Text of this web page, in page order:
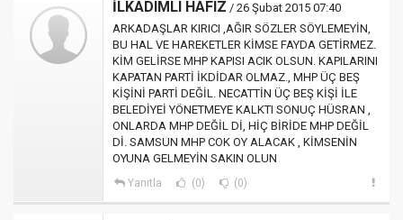
İLKADIMLI HAFIZ / 26 Şubat 2015 07:40
ARKADAŞLAR KIRICI ,AĞIR SÖZLER SÖYLEMEYİN,
BU HAL VE HAREKETLER KİMSE FAYDA GETİRMEZ.
KİM GELİRSE MHP KAPISI ACIK OLSUN. KAPILARINI
KAPATAN PARTİ İKDİDAR OLMAZ., MHP ÜÇ BEŞ
KİŞİNİ PARTİ DEĞİL. NECATTİN ÜÇ BEŞ KİŞİ İLE
BELEDİYEİ YÖNETMEYE KALKTI SONUÇ HÜSRAN ,
ONLARDA MHP DEĞİL Dİ, HİÇ BİRİDE MHP DEĞİL
Dİ. SAMSUN MHP COK OY ALACAK , KİMSENİN
OYUNA GELMEYİN SAKIN OLUN
Yanıtla (0) (0)